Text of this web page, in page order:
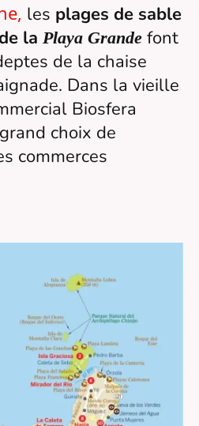
les plages de sable
la Playa Grande font
de la chaise
Dans la vieille
Biosfera
choix de
commerces